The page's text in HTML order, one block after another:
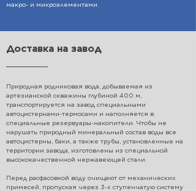
макро- и микроэлементами.
Доставка на завод
Природная родниковая вода, добываемая из
артезианской скважины глубиной 400 м,
транспортируется на завод специальными
автоцистернами-термосами и наполняется в
специальные резервуары-накопители. Чтобы не
нарушать природный минеральный состав воды все
автоцистерны, баки, а также трубы, установленные на
территории завода, изготовлены из специальной
высококачественной нержавеющей стали.
Перед расфасовкой воду очищают от механических
примесей, пропуская через 3-х ступенчатую систему